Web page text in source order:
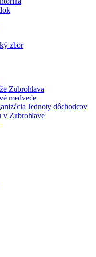
zbor
Zubrohlava
medvede
Jednoty dôchodcov
v Zubrohlave